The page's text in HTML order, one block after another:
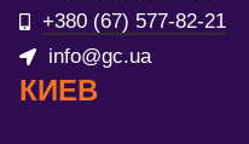
+380 (67) 577-82-21
info@gc.ua
КИЕВ